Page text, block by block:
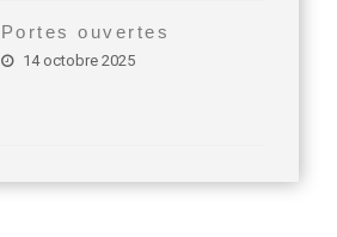
Portes ouvertes
14 octobre 2025